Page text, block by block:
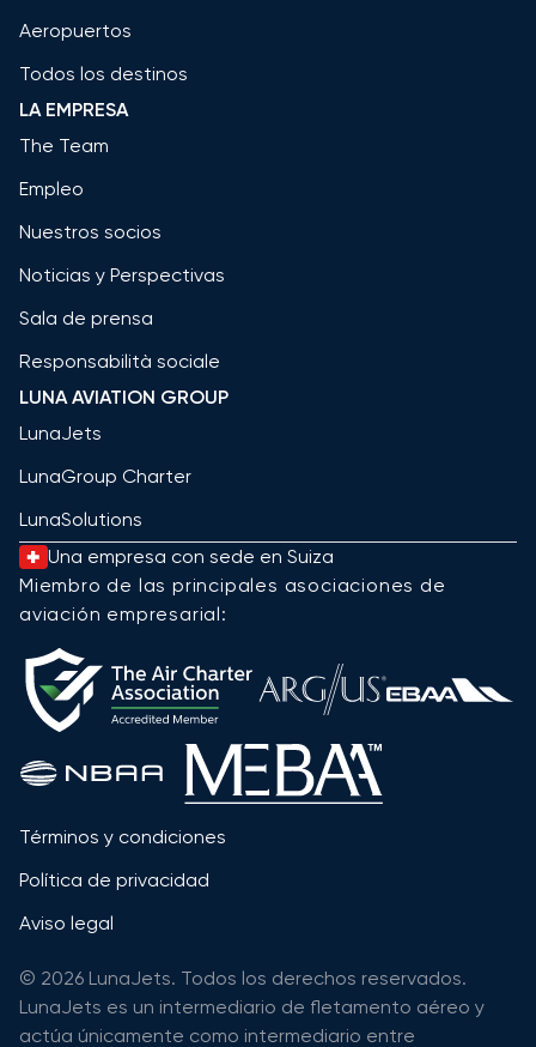
Aeropuertos
Todos los destinos
LA EMPRESA
The Team
Empleo
Nuestros socios
Noticias y Perspectivas
Sala de prensa
Responsabilità sociale
LUNA AVIATION GROUP
LunaJets
LunaGroup Charter
LunaSolutions
Una empresa con sede en Suiza
Miembro de las principales asociaciones de
aviación empresarial:
Términos y condiciones
Política de privacidad
Aviso legal
© 2026 LunaJets. Todos los derechos reservados.
LunaJets es un intermediario de fletamento aéreo y
actúa únicamente como intermediario entre